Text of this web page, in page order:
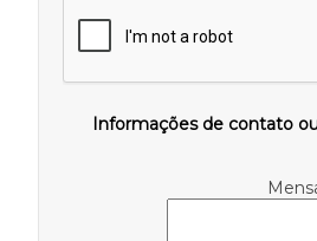
Informações de contato